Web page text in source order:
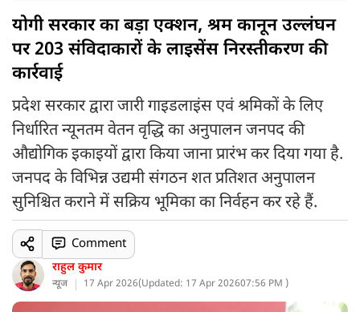
योगी सरकार का बड़ा एक्शन, श्रम कानून उल्लंघन
पर 203 संविदाकारों के लाइसेंस निरस्तीकरण की
कार्रवाई
प्रदेश सरकार द्वारा जारी गाइडलाइंस एवं श्रमिकों के लिए
निर्धारित न्यूनतम वेतन वृद्धि का अनुपालन जनपद की
औद्योगिक इकाइयों द्वारा किया जाना प्रारंभ कर दिया गया है.
जनपद के विभिन्न उद्यमी संगठन शत प्रतिशत अनुपालन
सुनिश्चित कराने में सक्रिय भूमिका का निर्वहन कर रहे हैं.
राहुल कुमार
न्यूज 17 Apr 2026(Updated: 17 Apr 202607:56 PM )
Comment